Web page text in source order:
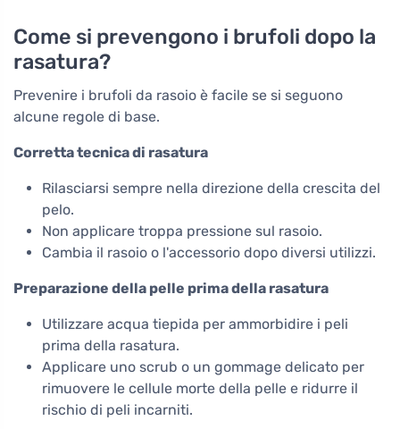
Come si prevengono i brufoli dopo la
rasatura?
Prevenire i brufoli da rasoio è facile se si seguono
alcune regole di base.
Corretta tecnica di rasatura
Rilasciarsi sempre nella direzione della crescita del
pelo.
Non applicare troppa pressione sul rasoio.
Cambia il rasoio o l'accessorio dopo diversi utilizzi.
Preparazione della pelle prima della rasatura
Utilizzare acqua tiepida per ammorbidire i peli
prima della rasatura.
Applicare uno scrub o un gommage delicato per
rimuovere le cellule morte della pelle e ridurre il
rischio di peli incarniti.